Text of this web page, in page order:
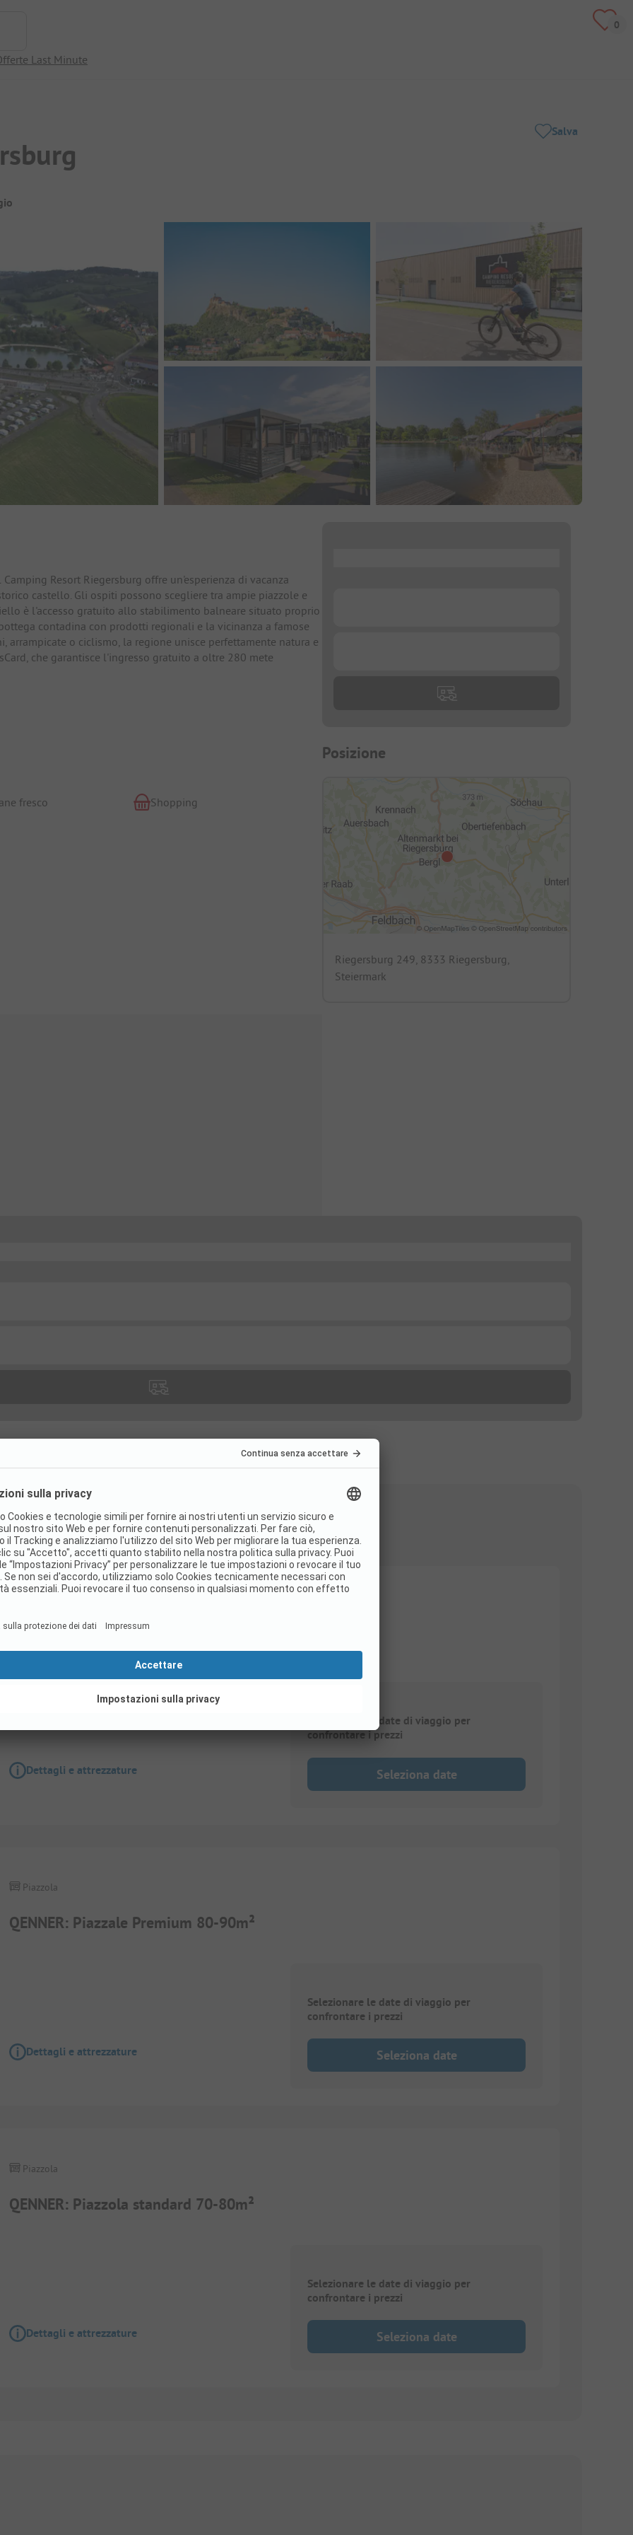
Last Minute
Salva
Resort Riegersburg offre un'esperienza di vacanza
castello. Gli ospiti possono scegliere tra ampie piazzole e
è l'accesso gratuito allo stabilimento balneare situato proprio
contadina con prodotti regionali e la vicinanza a famose
arrampicate o ciclismo, la regione unisce perfettamente natura e
che garantisce l'ingresso gratuito a oltre 280 mete
fresco Shopping
Posizione
Riegersburg 249, 8333 Riegersburg,
Steiermark
Dettagli e attrezzature
Selezionare le date di viaggio per
confrontare i prezzi
Seleziona date
QENNER: Piazzale Premium 80-90m²
Piazzola
Dettagli e attrezzature
Selezionare le date di viaggio per
confrontare i prezzi
Seleziona date
QENNER: Piazzola standard 70-80m²
Piazzola
Dettagli e attrezzature
Selezionare le date di viaggio per
confrontare i prezzi
Seleziona date